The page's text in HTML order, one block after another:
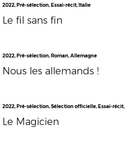
2022,Pré-sélection,Essai-récit,Italie
Le fil sans fin
2022,Pré-sélection,Roman,Allemagne
Nous les allemands !
2022,Pré-sélection,Sélection officielle,Essai-récit,
Le Magicien